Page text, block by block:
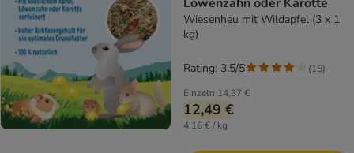
Wiesenheu mit Wildapfel (3 x 1
kg)
Einzeln 14,37 €
12,49 €
4,16 € / kg
Rating: 3.5/5 (15)